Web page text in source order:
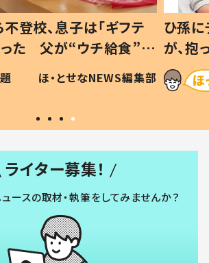
レデレな80歳じいじ
こすると…ひ孫の反応に
ました」「可愛くて仕方な
ほ・とせなNEWS編集部
ライター募集！
ースの取材・執筆をしてみませんか？